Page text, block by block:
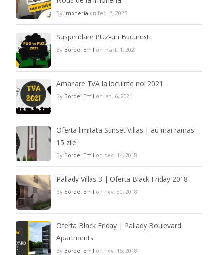
By imoneria on feb. 2, 2025
Suspendare PUZ-uri Bucuresti
By Bordei Emil on mart. 1, 2021
Amanare TVA la locuinte noi 2021
By Bordei Emil on ian. 6, 2021
Oferta limitata Sunset Villas | au mai ramas
15 zile
By Bordei Emil on dec. 14, 2018
Pallady Villas 3 | Oferta Black Friday 2018
By Bordei Emil on nov. 30, 2018
Oferta Black Friday | Pallady Boulevard
Apartments
By Bordei Emil on nov. 15, 2018